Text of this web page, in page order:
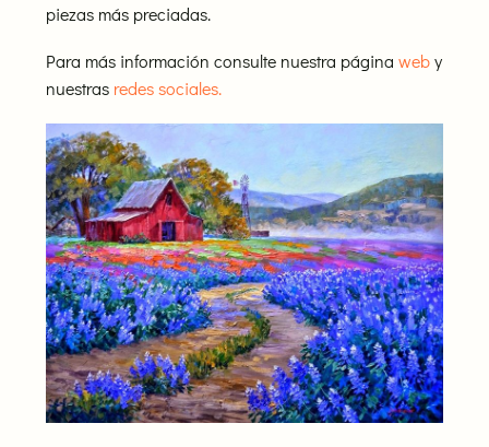
piezas más preciadas.
Para más información consulte nuestra página weby
nuestras redes sociales.